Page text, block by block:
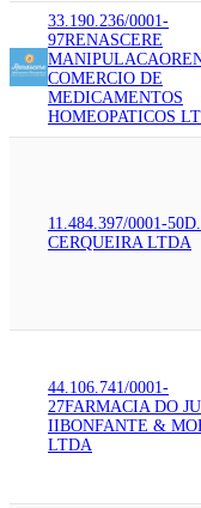
33.190.236/0001-
97RENASCERE
MANIPULACAO
COMERCIO DE
MEDICAMENTOS
HOMEOPATICOS
11.484.397/0001-50
CERQUEIRA LTDA
44.106.741/0001-
27FARMACIA DO
IIBONFANTE &
LTDA